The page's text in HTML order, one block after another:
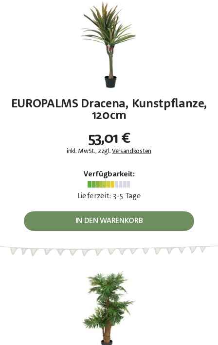
EUROPALMS Dracena, Kunstpflanze,
120cm
53,01 €
inkl. MwSt., zzgl.Versandkosten
Verfügbarkeit:
Lieferzeit: 3-5 Tage
IN DEN WARENKORB